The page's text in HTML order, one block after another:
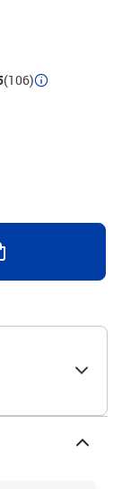
soleil et la
et
grâce aux
coin et aux
voiles plus
:
: 32,5 x 2,5
coin3 x 1,5 m
(106)